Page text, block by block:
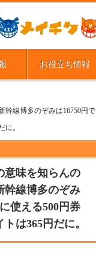
お役立ち情報
幹線博多のぞみは16750円で
に。
意味を知らんの
幹線博多のぞみ
使える500円券
は365円だに。